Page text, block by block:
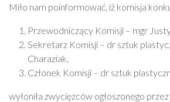
Miło nam poinformować, iż komisja
Przewodniczący Komisji – mgr
Sekretarz Komisji – dr sztuk
Charaziak,
Członek Komisji – dr sztuk
wyłoniła zwycięzców ogłoszonego